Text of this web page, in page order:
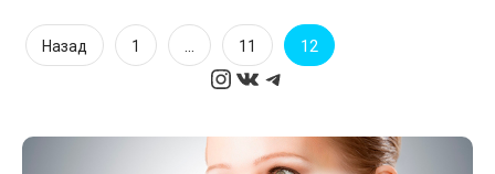
Пагинация
Назад 1 … 11 12
Instagram
ВКонтакте
Telegram